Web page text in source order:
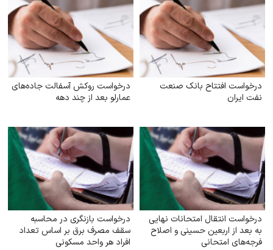
درخواست افتتاح بانک صنعت
نفت ایران
درخواست روکش آسفالت جاده‌های
عمارلو بعد از چند دهه
درخواست انتقال امتحانات نهایی
به بعد از اربعین حسینی و اصلاح
فرجه‌های امتحانی
درخواست بازنگری در محاسبه
سقف مصرف برق بر اساس تعداد
افراد هر واحد مسکونی